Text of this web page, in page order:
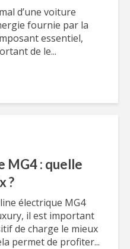
d’une voiture
fournie par la
essentiel,
de le...
MG4 : quelle
?
électrique MG4
il est important
de charge le mieux
permet de profiter...